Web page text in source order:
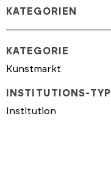
KATEGORIEN
KATEGORIE
Kunstmarkt
INSTITUTIONS-TYP
Institution